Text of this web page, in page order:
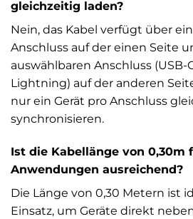
gleichzeitig laden?
Nein, das Kabel verfügt über
Anschluss auf der einen Seite
auswählbaren Anschluss (USB-
Lightning) auf der anderen
nur ein Gerät pro Anschluss
synchronisieren.
Ist die Kabellänge von 0,30m
Anwendungen ausreichend?
Die Länge von 0,30 Metern ist
Einsatz, um Geräte direkt